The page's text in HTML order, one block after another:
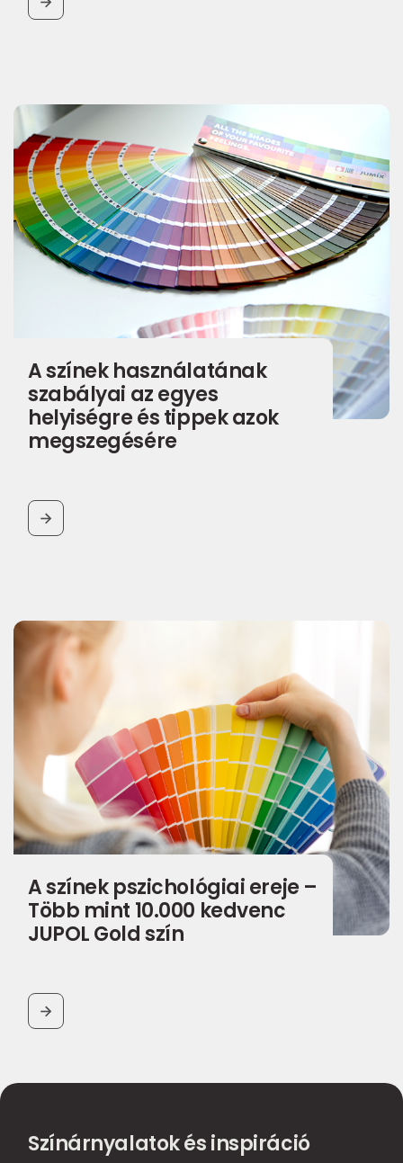
BUTTON
A színek használatának
szabályai az egyes
helyiségre és tippek azok
megszegésére
BUTTON
A színek pszichológiai ereje –
Több mint 10.000 kedvenc
JUPOL Gold szín
BUTTON
Színárnyalatok és inspiráció